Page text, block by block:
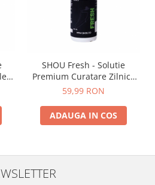
SHOU Fresh - Solutie
Premium Curatare Zilnica
100ml
59,99 RON
ADAUGA IN COS